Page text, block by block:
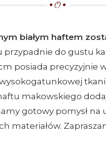
białym haftem
przypadnie do gustu
posiada
makowskiego
gotowy pomysł na
materiałów.